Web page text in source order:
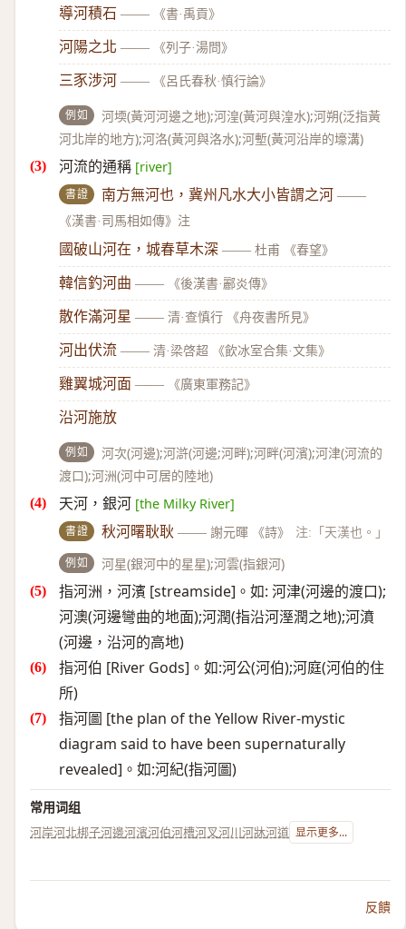
導河積石 —— 《書·禹貢》
河陽之北 —— 《列子·湯問》
三豕涉河 —— 《呂氏春秋·慎行論》
例如
河堧(黃河河邊之地);河湟(黃河與湟水);河朔(泛指黃
河北岸的地方);河洛(黃河與洛水);河塹(黃河沿岸的壕溝)
河流的通稱 [river]
書證 南方無河也，冀州凡水大小皆謂之河 ——
《漢書·司馬相如傳》注
國破山河在，城春草木深 —— 杜甫 《春望》
韓信釣河曲 —— 《後漢書·酈炎傳》
散作滿河星 —— 清·查慎行 《舟夜書所見》
河出伏流 —— 清·梁啓超 《飲冰室合集·文集》
雞翼城河面 —— 《廣東軍務記》
沿河施放
例如
河次(河邊);河滸(河邊;河畔);河畔(河濱);河津(河流的
渡口);河洲(河中可居的陸地)
天河，銀河 [the Milky River]
書證 秋河曙耿耿 —— 謝元暉 《詩》 注:「天漢也。」
例如 河星(銀河中的星星);河雲(指銀河)
指河洲，河濱 [streamside]。如: 河津(河邊的渡口);
河澳(河邊彎曲的地面);河潤(指沿河溼潤之地);河濆
(河邊，沿河的高地)
指河伯 [River Gods]。如:河公(河伯);河庭(河伯的住
所)
指河圖 [the plan of the Yellow River-mystic
diagram said to have been supernaturally
revealed]。如:河紀(指河圖)
常用词组
河岸河北梆子河邊河濱河伯河槽河叉河川河牀河道 显示更多...
反饋